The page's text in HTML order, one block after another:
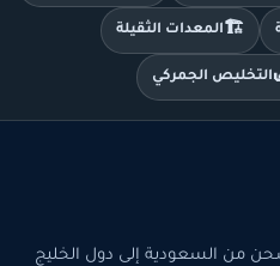
🏗️المعدات الثقيلة
التخليص الجمركي
من السعودية إلى دول الخليج